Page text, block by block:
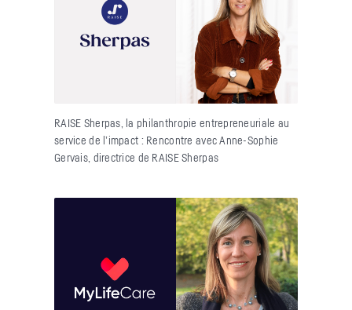
RAISE Sherpas, la philanthropie entrepreneuriale au
service de l’impact : Rencontre avec Anne-Sophie
Gervais, directrice de RAISE Sherpas